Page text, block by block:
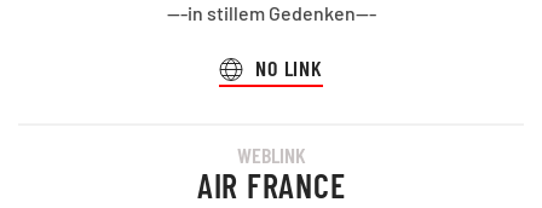
---in stillem Gedenken---
NO LINK
WEBLINK
AIR FRANCE